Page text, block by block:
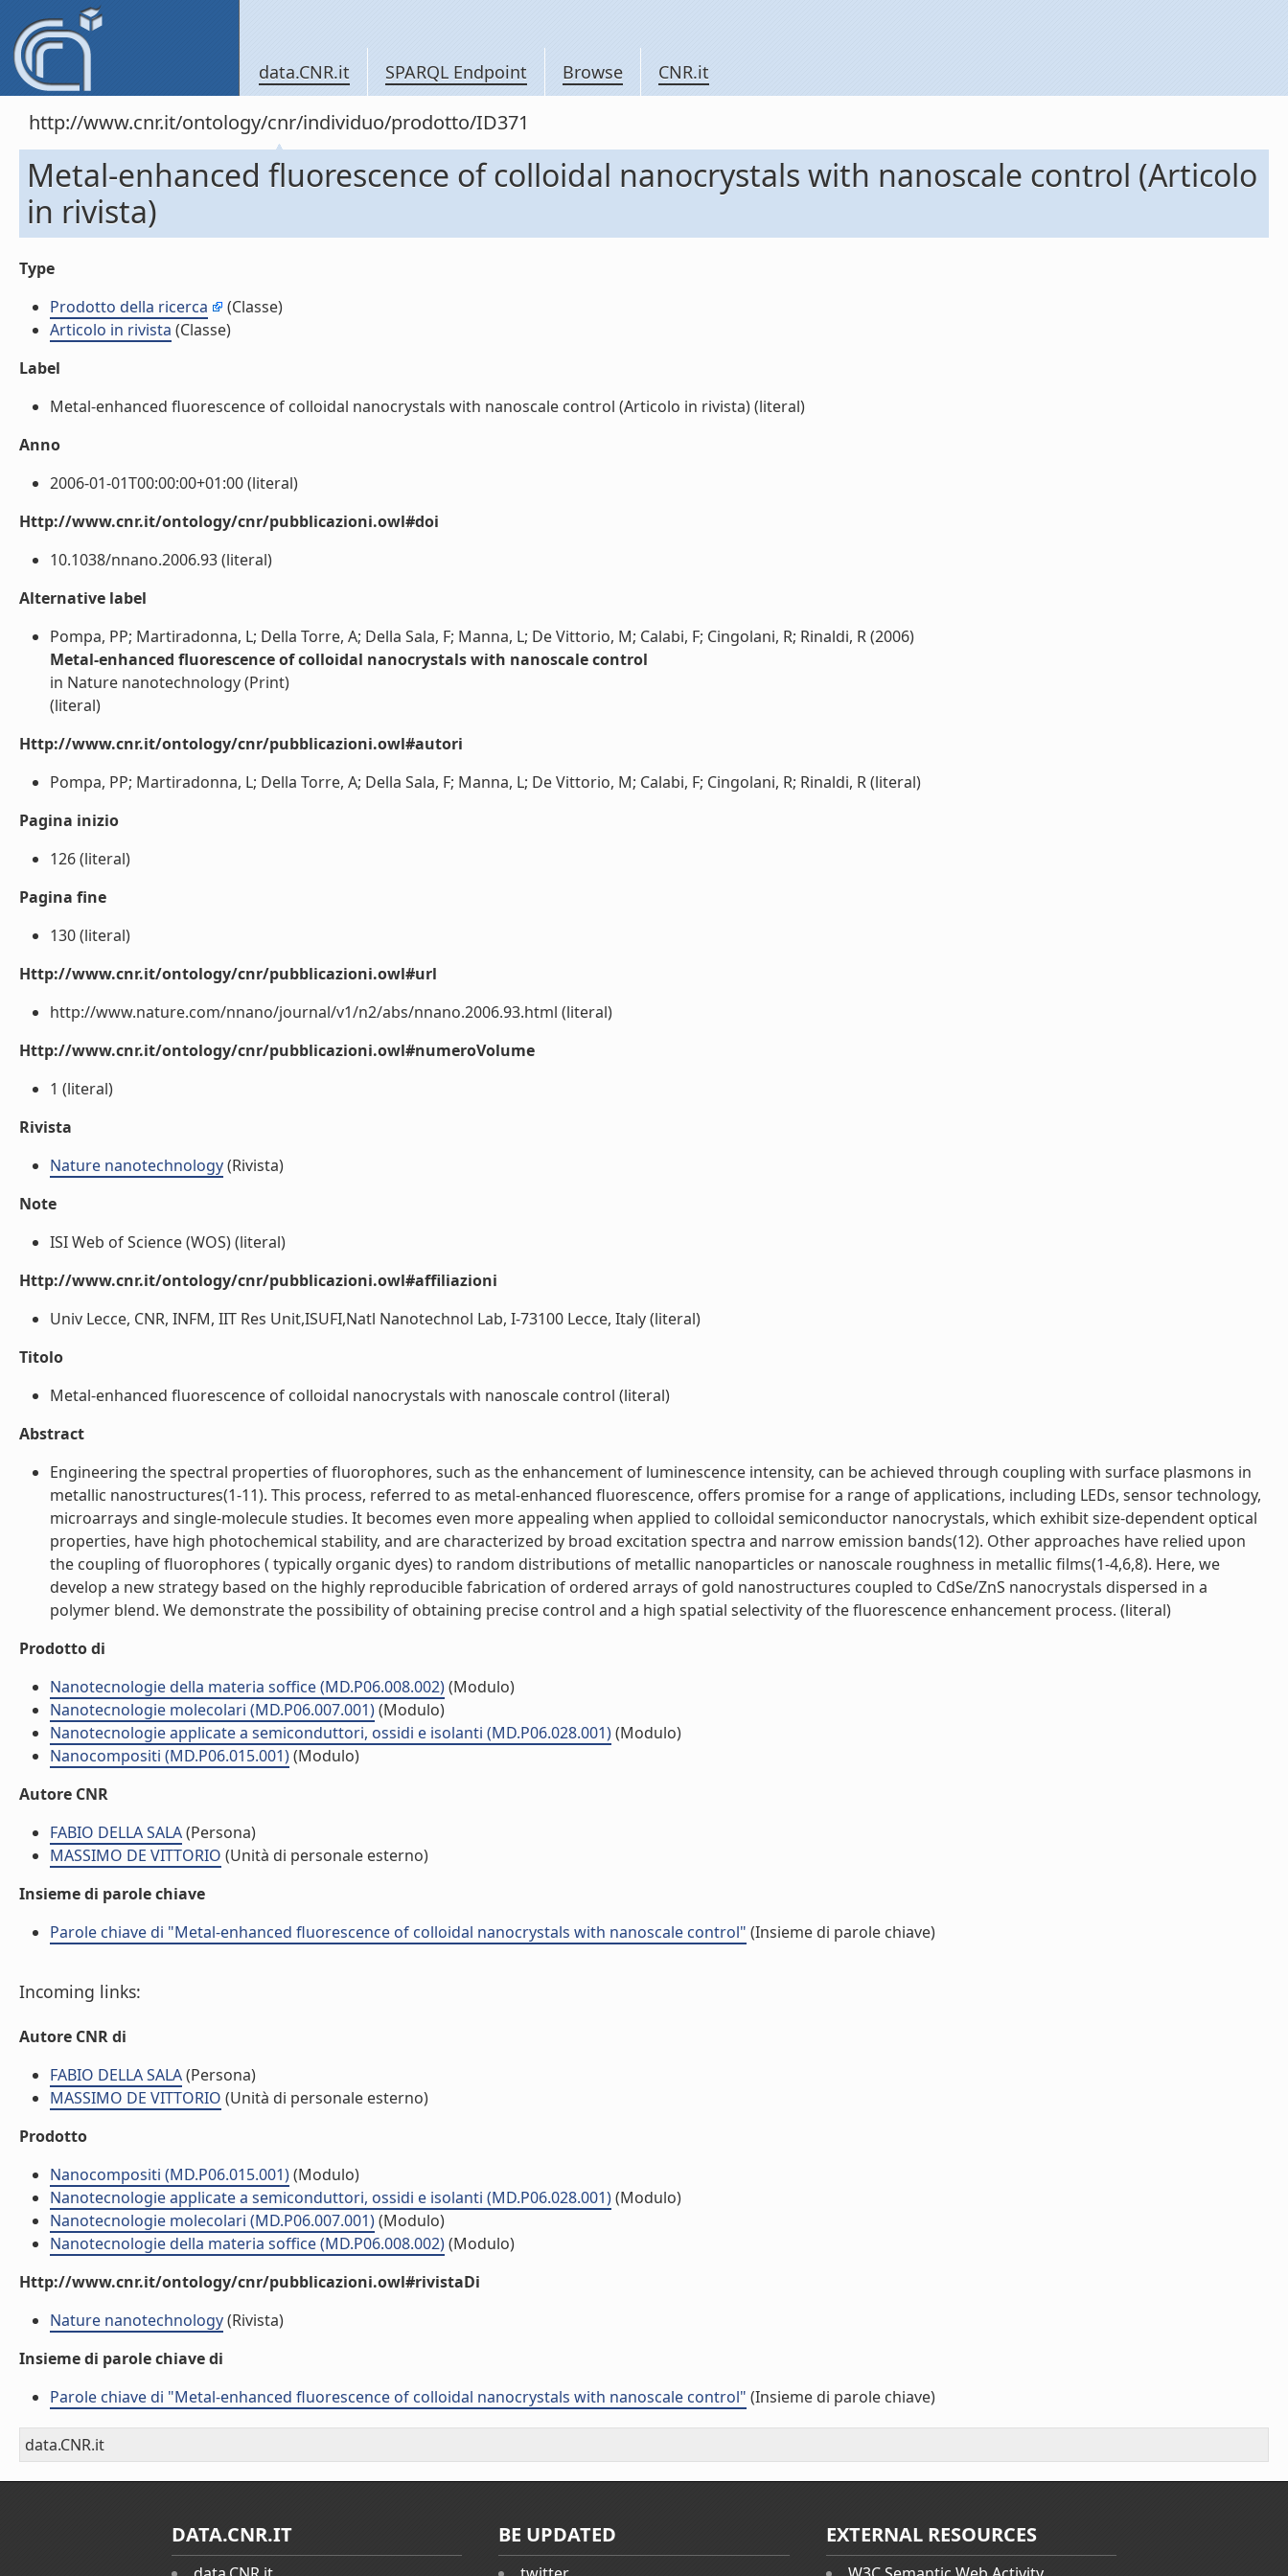
data.CNR.it SPARQL Endpoint Browse CNR.it
http://www.cnr.it/ontology/cnr/individuo/prodotto/ID371
Metal-enhanced fluorescence of colloidal nanocrystals with nanoscale control (Articolo
in rivista)
Type
Prodotto della ricerca
(Classe)
Articolo in rivista (Classe)
Label
Metal-enhanced fluorescence of colloidal nanocrystals with nanoscale control (Articolo in rivista) (literal)
Anno
2006-01-01T00:00:00+01:00 (literal)
Http://www.cnr.it/ontology/cnr/pubblicazioni.owl#doi
10.1038/nnano.2006.93 (literal)
Alternative label
Pompa, PP; Martiradonna, L; Della Torre, A; Della Sala, F; Manna, L; De Vittorio, M; Calabi, F; Cingolani, R; Rinaldi, R (2006)
Metal-enhanced fluorescence of colloidal nanocrystals with nanoscale control
in Nature nanotechnology (Print)
(literal)
Http://www.cnr.it/ontology/cnr/pubblicazioni.owl#autori
Pompa, PP; Martiradonna, L; Della Torre, A; Della Sala, F; Manna, L; De Vittorio, M; Calabi, F; Cingolani, R; Rinaldi, R (literal)
Pagina inizio
126 (literal)
Pagina fine
130 (literal)
Http://www.cnr.it/ontology/cnr/pubblicazioni.owl#url
http://www.nature.com/nnano/journal/v1/n2/abs/nnano.2006.93.html (literal)
Http://www.cnr.it/ontology/cnr/pubblicazioni.owl#numeroVolume
1 (literal)
Rivista
Nature nanotechnology(Rivista)
Note
ISI Web of Science (WOS) (literal)
Http://www.cnr.it/ontology/cnr/pubblicazioni.owl#affiliazioni
Univ Lecce, CNR, INFM, IIT Res Unit,ISUFI,Natl Nanotechnol Lab, I-73100 Lecce, Italy (literal)
Titolo
Metal-enhanced fluorescence of colloidal nanocrystals with nanoscale control (literal)
Abstract
Engineering the spectral properties of fluorophores, such as the enhancement of luminescence intensity, can be achieved through coupling with surface plasmons in
metallic nanostructures(1-11). This process, referred to as metal-enhanced fluorescence, offers promise for a range of applications, including LEDs, sensor technology,
microarrays and single-molecule studies. It becomes even more appealing when applied to colloidal semiconductor nanocrystals, which exhibit size-dependent optical
properties, have high photochemical stability, and are characterized by broad excitation spectra and narrow emission bands(12). Other approaches have relied upon
the coupling of fluorophores ( typically organic dyes) to random distributions of metallic nanoparticles or nanoscale roughness in metallic films(1-4,6,8). Here, we
develop a new strategy based on the highly reproducible fabrication of ordered arrays of gold nanostructures coupled to CdSe/ZnS nanocrystals dispersed in a
polymer blend. We demonstrate the possibility of obtaining precise control and a high spatial selectivity of the fluorescence enhancement process. (literal)
Prodotto di
Nanotecnologie della materia soffice (MD.P06.008.002)(Modulo)
Nanotecnologie molecolari (MD.P06.007.001)(Modulo)
Nanotecnologie applicate a semiconduttori, ossidi e isolanti (MD.P06.028.001)(Modulo)
Nanocompositi (MD.P06.015.001)(Modulo)
Autore CNR
FABIO DELLA SALA(Persona)
MASSIMO DE VITTORIO (Unità di personale esterno)
Insieme di parole chiave
Parole chiave di "Metal-enhanced fluorescence of colloidal nanocrystals with nanoscale control" (Insieme di parole chiave)
Incoming links:
Autore CNR di
FABIO DELLA SALA(Persona)
MASSIMO DE VITTORIO (Unità di personale esterno)
Prodotto
Nanocompositi (MD.P06.015.001)(Modulo)
Nanotecnologie applicate a semiconduttori, ossidi e isolanti (MD.P06.028.001)(Modulo)
Nanotecnologie molecolari (MD.P06.007.001)(Modulo)
Nanotecnologie della materia soffice (MD.P06.008.002)(Modulo)
Http://www.cnr.it/ontology/cnr/pubblicazioni.owl#rivistaDi
Nature nanotechnology(Rivista)
Insieme di parole chiave di
Parole chiave di "Metal-enhanced fluorescence of colloidal nanocrystals with nanoscale control" (Insieme di parole chiave)
data.CNR.it
DATA.CNR.IT BE UPDATED EXTERNAL RESOURCES